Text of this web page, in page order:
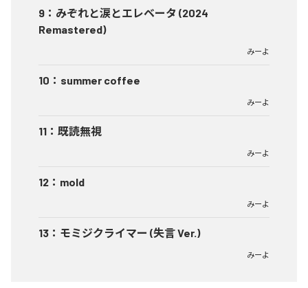
9 ： みぞれと涙とエレベータ (2024
Remastered)
みーよ
10 ： summer coffee
みーよ
11 ： 既読無視
みーよ
12 ： mold
みーよ
13 ： モミジクライマー (失言 Ver.)
みーよ